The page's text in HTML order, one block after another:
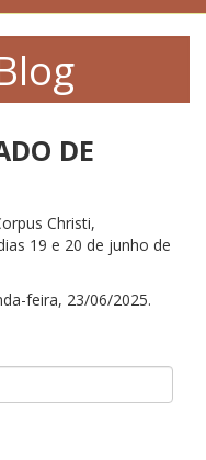
DE
Christi,
19 e 20 de junho de
feira, 23/06/2025.